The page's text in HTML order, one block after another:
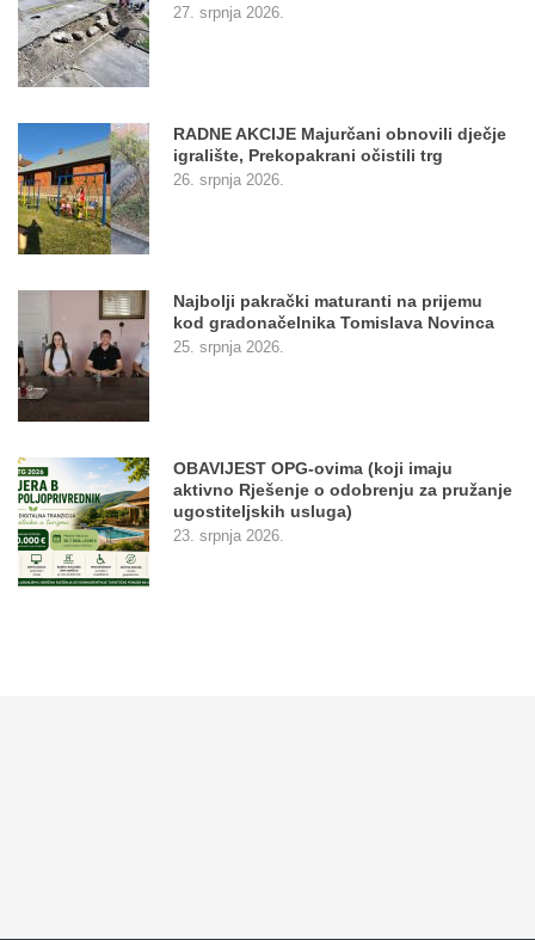
27. srpnja 2026.
RADNE AKCIJE Majurčani obnovili dječje
igralište, Prekopakrani očistili trg
26. srpnja 2026.
Najbolji pakrački maturanti na prijemu
kod gradonačelnika Tomislava Novinca
25. srpnja 2026.
OBAVIJEST OPG-ovima (koji imaju
aktivno Rješenje o odobrenju za pružanje
ugostiteljskih usluga)
23. srpnja 2026.